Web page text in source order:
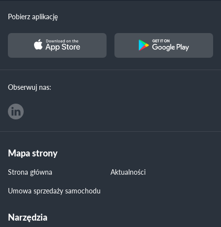
Pobierz aplikację
Obserwuj nas:
Mapa strony
Strona główna
Aktualności
Umowa sprzedaży samochodu
Narzędzia